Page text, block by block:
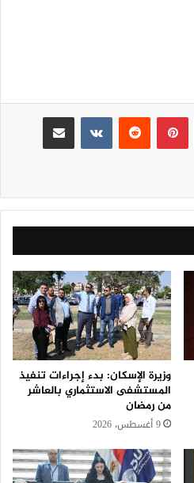
بينتيريست
وزيرة الإسكان: بدء إجراءات تنفيذ
المستشفى الاستثماري بالعاشر
من رمضان
9 أغسطس، 2026